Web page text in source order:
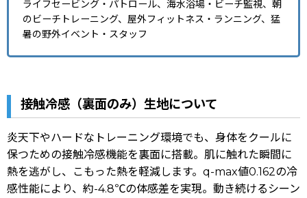
ライフセービング・パトロール、海水浴場・ビーチ監視、朝
のビーチトレーニング、屋外フィットネス・ランニング、猛
暑の野外イベント・スタッフ
接触冷感（裏面のみ）生地について
炎天下やハードなトレーニング環境でも、身体をクールに
保つための接触冷感機能を裏面に搭載。肌に触れた瞬間に
熱を逃がし、こもった熱を軽減します。q-max値0.162の冷
感性能により、約-4.8℃の体感差を実現。動き続けるシーン